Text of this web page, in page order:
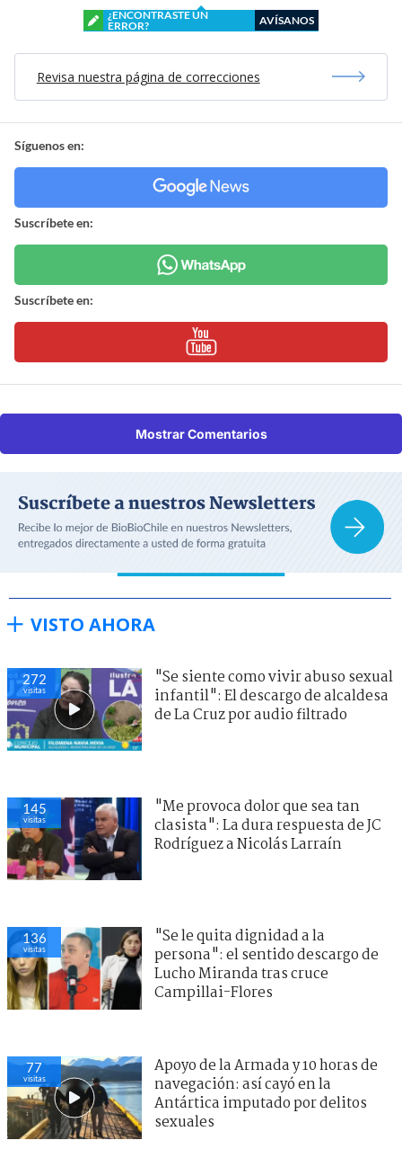
¿ENCONTRASTE UN
ERROR?
AVÍSANOS
Revisa nuestra página de correcciones
Síguenos en:
Suscríbete en:
Suscríbete en:
Mostrar Comentarios
VISTO AHORA
272
visitas
"Se siente como vivir abuso sexual
infantil": El descargo de alcaldesa
de La Cruz por audio filtrado
145
visitas
"Me provoca dolor que sea tan
clasista": La dura respuesta de JC
Rodríguez a Nicolás Larraín
136
visitas
"Se le quita dignidad a la
persona": el sentido descargo de
Lucho Miranda tras cruce
Campillai-Flores
77
visitas
Apoyo de la Armada y 10 horas de
navegación: así cayó en la
Antártica imputado por delitos
sexuales